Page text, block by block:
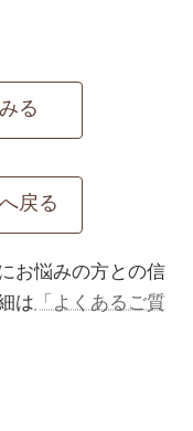
みる
戻る
お悩みの方との信
は 「よくあるご質